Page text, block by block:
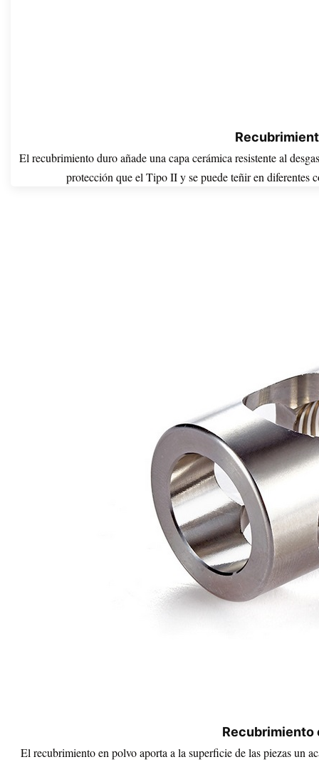
El recubrimiento duro añade una capa cerámica resistente al
protección que el Tipo II y se puede teñir en
Recubrimiento
El recubrimiento en polvo aporta a la superficie de las piezas un